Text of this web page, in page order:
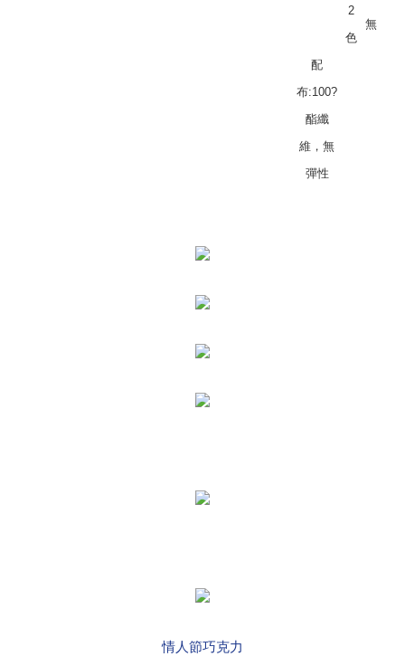
配
布:100?
酯纖
維，無
彈性
2
色
無
情人節巧克力